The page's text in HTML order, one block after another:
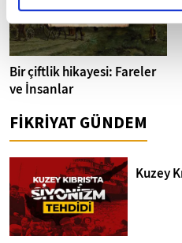
Bir çiftlik hikayesi: Fareler
ve İnsanlar
FİKRİYAT GÜNDEM
Kuzey